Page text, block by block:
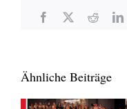
Facebook
X Reddit
Ähnliche Beiträge